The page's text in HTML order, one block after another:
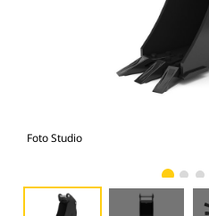
Foto Studio